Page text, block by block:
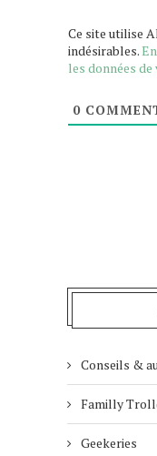
Ce site utilise
indésirables.
les données
0
Conseils &
Familly
Geekeries